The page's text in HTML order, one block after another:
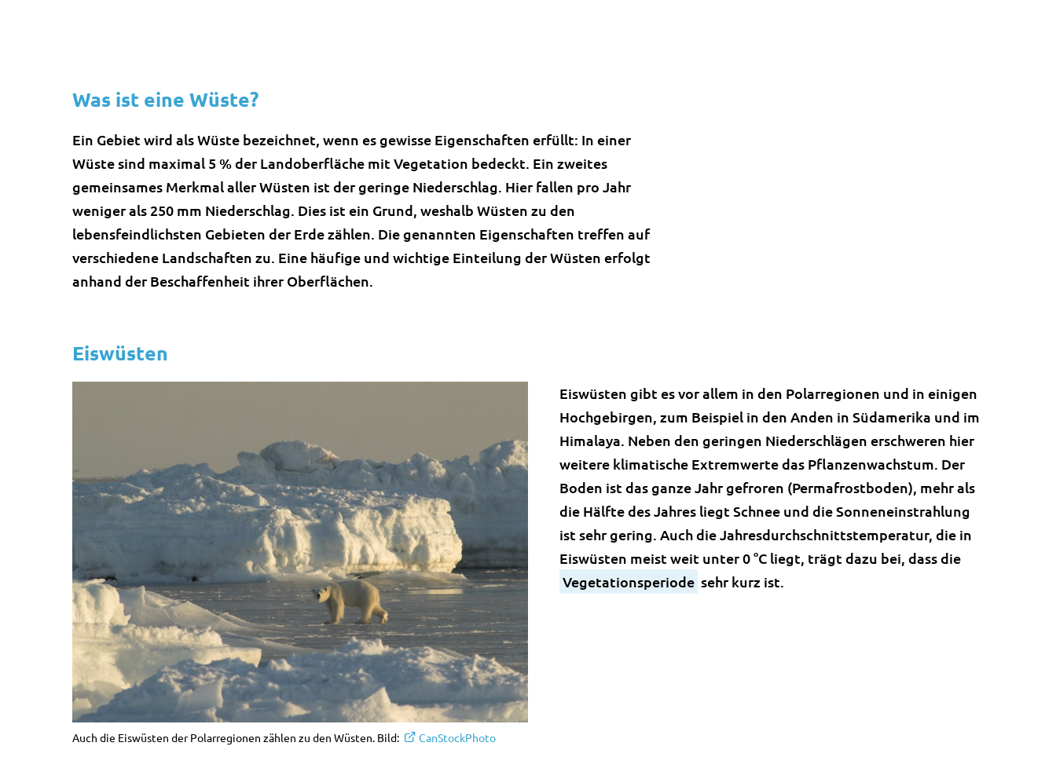
Was ist eine Wüste?
Ein Gebiet wird als Wüste bezeichnet, wenn es gewisse Eigenschaften erfüllt: In einer
Wüste sind maximal 5 % der Landoberfläche mit Vegetation bedeckt. Ein zweites
gemeinsames Merkmal aller Wüsten ist der geringe Niederschlag. Hier fallen pro Jahr
weniger als 250 mm Niederschlag. Dies ist ein Grund, weshalb Wüsten zu den
lebensfeindlichsten Gebieten der Erde zählen. Die genannten Eigenschaften treffen auf
verschiedene Landschaften zu. Eine häufige und wichtige Einteilung der Wüsten erfolgt
anhand der Beschaffenheit ihrer Oberflächen.
Eiswüsten
Auch die Eiswüsten der Polarregionen zählen zu den Wüsten. Bild: CanStockPhoto
Eiswüsten gibt es vor allem in den Polarregionen und in einigen
Hochgebirgen, zum Beispiel in den Anden in Südamerika und im
Himalaya. Neben den geringen Niederschlägen erschweren hier
weitere klimatische Extremwerte das Pflanzenwachstum. Der
Boden ist das ganze Jahr gefroren (Permafrostboden), mehr als
die Hälfte des Jahres liegt Schnee und die Sonneneinstrahlung
ist sehr gering. Auch die Jahresdurchschnittstemperatur, die in
Eiswüsten meist weit unter 0 °C liegt, trägt dazu bei, dass die
Vegetationsperiode sehr kurz ist.